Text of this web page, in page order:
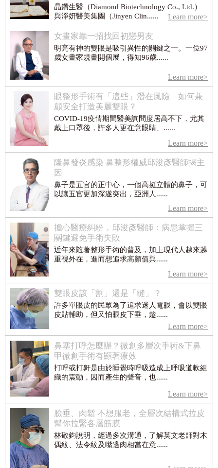
晶鑽生醫（Diamond Biotechnology Co., Ltd.）
與淨妍醫美集團（Jinyen Clin......
Learn more>
女畫家靠一招找回初戀男友
明亮有神的雙眼是吸引異性的關鍵之一。一位97
歲女畫家規畫開個展，得知96歲......
Learn more>
眼整形手術有「這些」潛在風險 如何兼
顧安全打造美麗雙眼？
COVID-19疫情期間醫美詢問度居高不下，尤其
戴上口罩後，許多人更在意眼睛、......
Learn more>
隆鼻發炎感染 鼻整形權威邱浚彥醫師揭主
因
鼻子是五官的正中心，一個高挺立體的鼻子，可
以讓五官更加深遂突出，亞洲人......
Learn more>
擔心醫療糾紛，邱浚彥醫師：病患掌握三
關鍵避免手術失敗
近年來隨著整形手術的普及，加上現代人越來越
重視外在，進而想追求高顏值與......
Learn more>
雙眼皮該「割」還是「縫」？
許多單眼皮的民眾為了追求迷人電眼，會以雙眼
皮貼輔助，但又怕眼皮下垂，趁......
Learn more>
鼻塞打呼怎麼辦？微創多層次手術&下鼻
甲微創手術有顯著療效
打呼或打鼾是由於睡覺時呼吸造成上呼吸道軟組
織的震動，因而產生的聲音，也......
Learn more>
臉垂、肉鬆 不想服老，全層次結構式拉皮
幫你拉緊各層筋膜
林敬鈞說明，經過多次溝通，了解英文老師對木
偶紋、法令紋及嘴邊肉相當在意......